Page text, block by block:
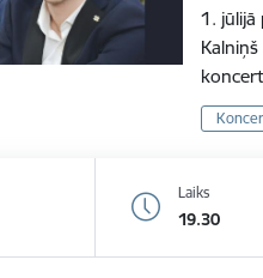
1. jūlijā
Laiks
19.30